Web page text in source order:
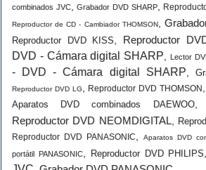
combinados JVC,Grabador DVD SHARP,
Reproductor de CD - Cambiador THOMSON,
Reproductor DVD KISS Reproductor
DVD - Cámara digital SHARP
Lector
- DVD - Cámara digital SHARP
Reproductor DVD LG Reproductor DVD THOMSON
Aparatos DVD combinados DAEWOO,
Reproductor DVD NEOMDIGITAL,
Reproductor DVD PANASONIC Aparatos DVD
portátil PANASONIC, Reproductor DVD PHILIPS